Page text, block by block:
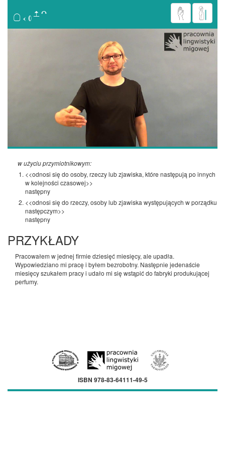

w użyciu przymiotnikowym:
<<odnosi się do osoby, rzeczy lub zjawiska, które następują po innych
w kolejności czasowej>>
następny
<<odnosi się do rzeczy, osoby lub zjawiska występujących w porządku
następczym>>
następny
PRZYKŁADY
Pracowałem w jednej firmie dziesięć miesięcy, ale upadła.
Wypowiedziano mi pracę i byłem bezrobotny. Następnie jedenaście
miesięcy szukałem pracy i udało mi się wstąpić do fabryki produkującej
perfumy.
ISBN 978-83-64111-49-5